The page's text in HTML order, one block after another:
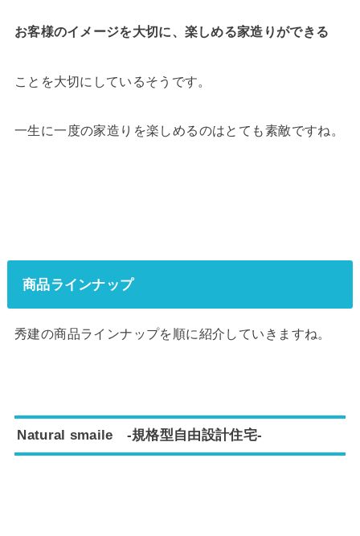
お客様のイメージを大切に、楽しめる家造りができる
ことを大切にしているそうです。
一生に一度の家造りを楽しめるのはとても素敵ですね。
商品ラインナップ
秀建の商品ラインナップを順に紹介していきますね。
Natural smaile -規格型自由設計住宅-